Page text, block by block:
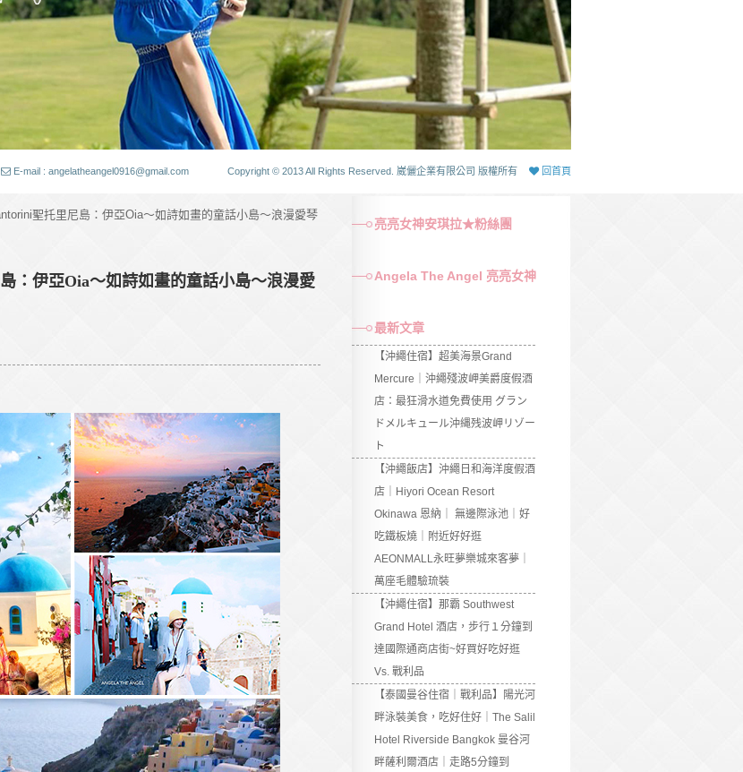
E-mail : angelatheangel0916@gmail.com Copyright © 2013 All Rights Reserved. 崴儷企業有限公司 版權所有 回首頁
聖托里尼島：伊亞Oia～如詩如畫的童話小島～浪漫愛琴
：伊亞Oia～如詩如畫的童話小島～浪漫愛
亮亮女神安琪拉★粉絲團
Angela The Angel 亮亮女神
最新文章
【沖繩住宿】超美海景Grand
Mercure｜沖繩殘波岬美爵度假酒
店：最狂滑水道免費使用 グラン
ドメルキュール沖縄残波岬リゾー
ト
【沖繩飯店】沖繩日和海洋度假酒
店｜Hiyori Ocean Resort
Okinawa 恩納｜ 無邊際泳池｜好
吃鐵板燒｜附近好好逛
AEONMALL永旺夢樂城來客夢｜
萬座毛體驗琉裝
【沖繩住宿】那霸 Southwest
Grand Hotel 酒店，步行１分鐘到
達國際通商店街~好買好吃好逛
Vs. 戰利品
【泰國曼谷住宿｜戰利品】陽光河
畔泳裝美食，吃好住好｜The Salil
Hotel Riverside Bangkok 曼谷河
畔薩利爾酒店｜走路5分鐘到